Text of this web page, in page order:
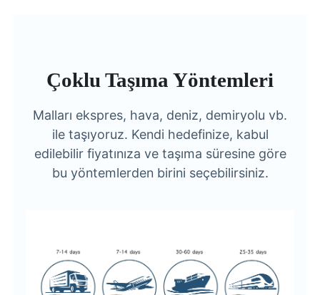
Çoklu Taşıma Yöntemleri
Malları ekspres, hava, deniz, demiryolu vb.
ile taşıyoruz. Kendi hedefinize, kabul
edilebilir fiyatınıza ve taşıma süresine göre
bu yöntemlerden birini seçebilirsiniz.